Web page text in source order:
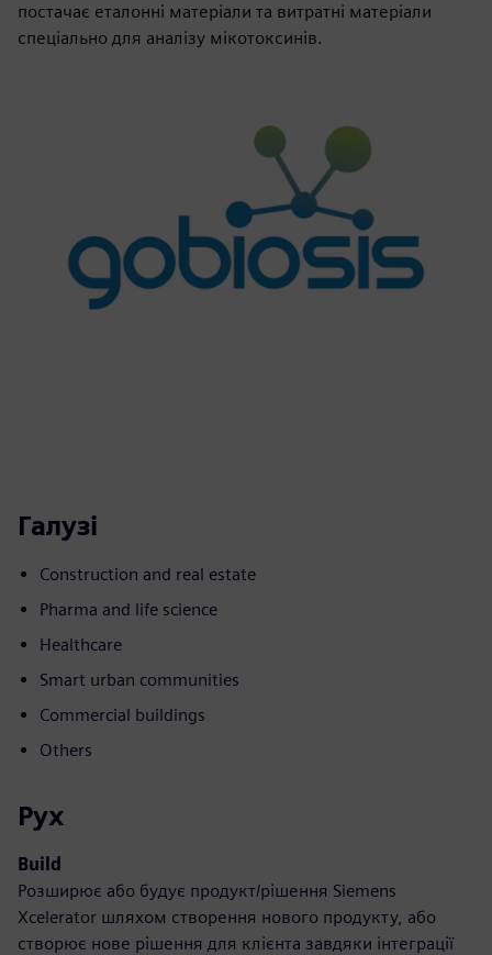
постачає еталонні матеріали та витратні матеріали
спеціально для аналізу мікотоксинів.
Галузі
Construction and real estate
Pharma and life science
Healthcare
Smart urban communities
Commercial buildings
Others
Рух
Build
Розширює або будує продукт/рішення Siemens
Xcelerator шляхом створення нового продукту, або
створює нове рішення для клієнта завдяки інтеграції